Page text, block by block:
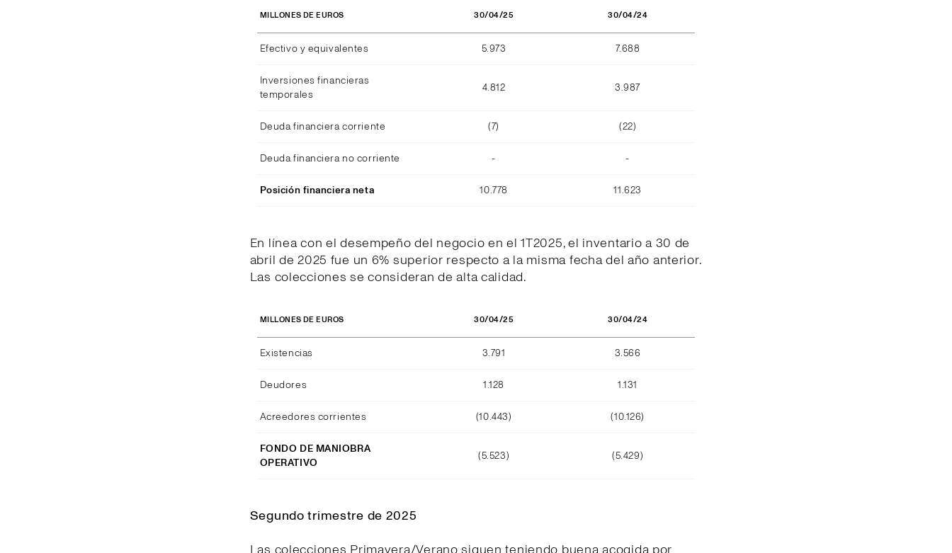
MILLONES DE EUROS 30/04/25 30/04/24
Efectivo y equivalentes 5.973 7.688
Inversiones financieras
temporales
4.812 3.987
Deuda financiera corriente (7) (22)
Deuda financiera no corriente - -
Posición financiera neta 10.778 11.623
En línea con el desempeño del negocio en el 1T2025, el inventario a 30 de
abril de 2025 fue un 6% superior respecto a la misma fecha del año anterior.
Las colecciones se consideran de alta calidad.
MILLONES DE EUROS 30/04/25 30/04/24
Existencias 3.791 3.566
Deudores 1.128 1.131
Acreedores corrientes (10.443) (10.126)
FONDO DE MANIOBRA
OPERATIVO
(5.523) (5.429)
Segundo trimestre de 2025